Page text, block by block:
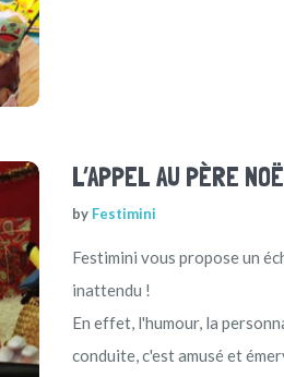
L’APPEL AU PÈRE
by Festimini
Festimini vous propose un
inattendu !
En effet, l'humour, la
conduite, c'est amusé et